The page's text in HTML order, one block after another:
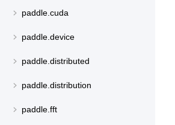
paddle.cuda
paddle.device
paddle.distributed
paddle.distribution
paddle.fft